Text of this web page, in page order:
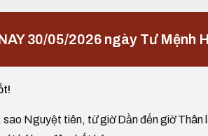
30/05/2026 ngày Tư Mệnh
sao Nguyệt tiên, từ giờ Dần đến giờ